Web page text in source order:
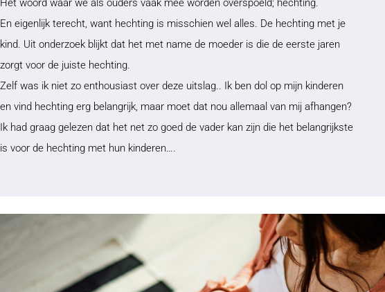
Het woord waar we als ouders vaak mee worden overspoeld; hechting.
En eigenlijk terecht, want hechting is misschien wel alles. De hechting met je
kind. Uit onderzoek blijkt dat het met name de moeder is die de eerste jaren
zorgt voor de juiste hechting.
Zelf was ik niet zo enthousiast over deze uitslag.. Ik ben dol op mijn kinderen
en vind hechting erg belangrijk, maar moet dat nou allemaal van mij afhangen?
Ik had graag gelezen dat het net zo goed de vader kan zijn die het belangrijkste
is voor de hechting met hun kinderen….